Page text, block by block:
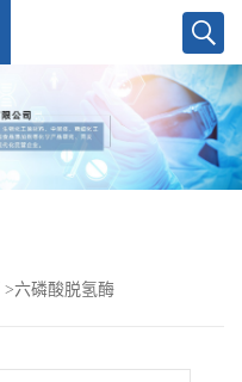
>六磷酸脱氢酶